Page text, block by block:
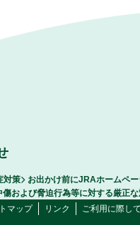
対策
お出かけ前にJRAホームペ
および脅迫行為等に対する厳正
マップ リンク ご利用に際し